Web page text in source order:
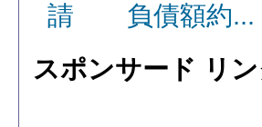
請 負債額約...
スポンサード リ